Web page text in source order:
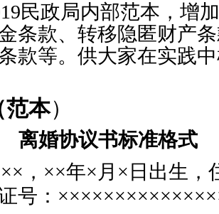
民政局内部范本，增
条款、转移隐匿财产
款等。供大家在实践
范本）
离婚协议书标准格式
×× ， ××年× 月 × 日出生，
号：